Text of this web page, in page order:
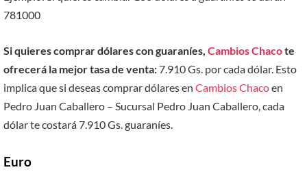
781000
Si quieres comprar dólares con guaraníes, Cambios Chacote
ofrecerá la mejor tasa de venta:7.910 Gs. por cada dólar. Esto
implica que si deseas comprar dólares en Cambios Chacoen
Pedro Juan Caballero – Sucursal Pedro Juan Caballero, cada
dólar te costará 7.910 Gs. guaraníes.
Euro